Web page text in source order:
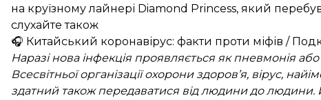
на круїзному лайнері Diamond Princess, який
слухайте також
🎧 Китайський коронавірус: факти проти міфів /
Наразі нова інфекція проявляється як пневмонія
Всесвітньої організації охорони здоров’я, вірус,
здатний також передаватися від людини до